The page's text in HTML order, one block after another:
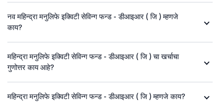
नव महिन्द्रा मनुलिफे इक्विटी सेविन्ग फन्ड - डीआइआर ( जि ) म्हणजे
काय?
महिन्द्रा मनुलिफे इक्विटी सेविन्ग फन्ड - डीआइआर ( जि ) चा खर्चाचा
गुणोत्तर काय आहे?
महिन्द्रा मनुलिफे इक्विटी सेविन्ग फन्ड - डीआइआर ( जि ) म्हणजे काय?